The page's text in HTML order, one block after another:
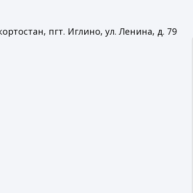
пгт. Иглино, ул. Ленина, д. 79